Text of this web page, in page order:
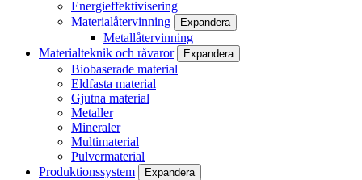
Energieffektivisering
Materialåtervinning
Expandera
Metallåtervinning
Materialteknik och råvaror
Expandera
Biobaserade material
Eldfasta material
Gjutna material
Metaller
Mineraler
Multimaterial
Pulvermaterial
Produktionssystem
Expandera